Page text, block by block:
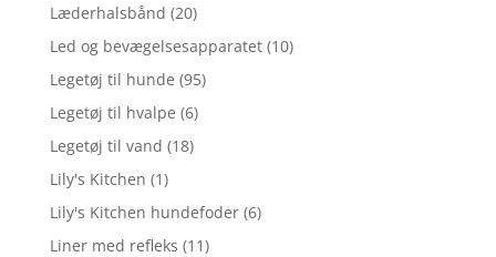
Læderhalsbånd (20)
Led og bevægelsesapparatet (10)
Legetøj til hunde (95)
Legetøj til hvalpe (6)
Legetøj til vand (18)
Lily's Kitchen (1)
Lily's Kitchen hundefoder (6)
Liner med refleks (11)